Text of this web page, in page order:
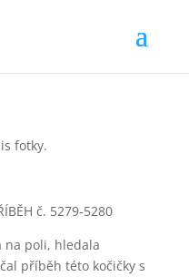
č. 5279-5280
na poli, hledala
příběh této kočičky s